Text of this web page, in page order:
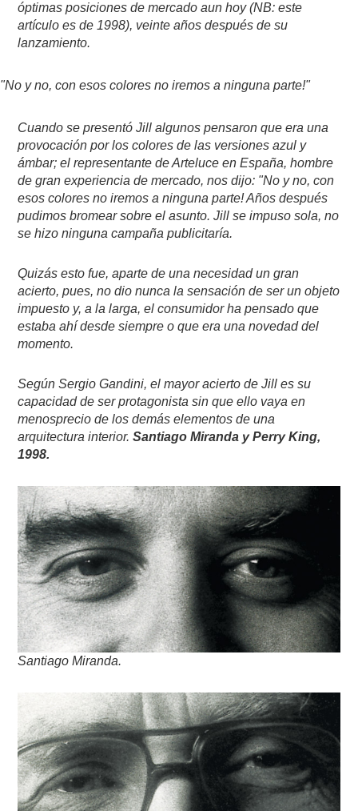
óptimas posiciones de mercado aun hoy (NB: este
artículo es de 1998), veinte años después de su
lanzamiento.
"No y no, con esos colores no iremos a ninguna parte!"
Cuando se presentó Jill algunos pensaron que era una
provocación por los colores de las versiones azul y
ámbar; el representante de Arteluce en España, hombre
de gran experiencia de mercado, nos dijo: "No y no, con
esos colores no iremos a ninguna parte! Años después
pudimos bromear sobre el asunto. Jill se impuso sola, no
se hizo ninguna campaña publicitaría.
Quizás esto fue, aparte de una necesidad un gran
acierto, pues, no dio nunca la sensación de ser un objeto
impuesto y, a la larga, el consumidor ha pensado que
estaba ahí desde siempre o que era una novedad del
momento.
Según Sergio Gandini, el mayor acierto de Jill es su
capacidad de ser protagonista sin que ello vaya en
menosprecio de los demás elementos de una
arquitectura interior. Santiago Miranda y Perry King,
1998.
Santiago Miranda.